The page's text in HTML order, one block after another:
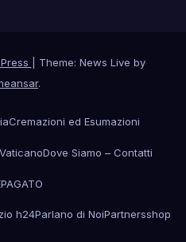
Theme: News Live by
.
Cremazioni ed Esumazioni
Dove Siamo – Contatti
h24Parlano di NoiPartnersshop